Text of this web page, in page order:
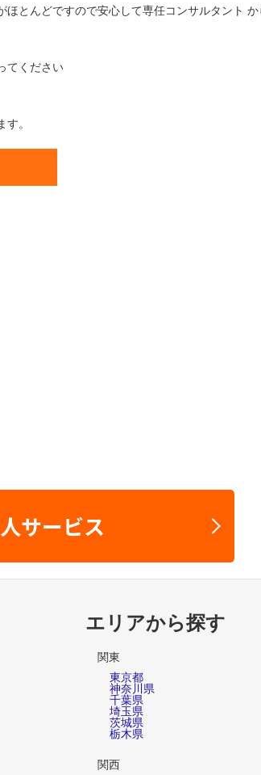
とんどですので安心して専任コンサルタント か
てください
。
サービス
エリアから探す
関東
東京都
神奈川県
千葉県
埼玉県
茨城県
栃木県
関西